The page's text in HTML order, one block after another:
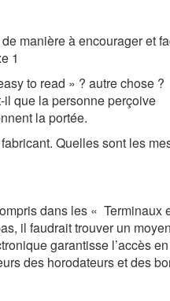
manière à encourager et
1
to read » ? autre chose ?
il que la personne perçoive
la portée.
Quelles sont les
dans les « Terminaux
il faudrait trouver un
garantisse l’accès en
des horodateurs et des